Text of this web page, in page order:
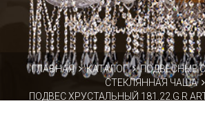
ГЛАВНАЯ КАТАЛОГ
ПОДВЕСНЫЕ
СТЕКЛЯННАЯ ЧАША
ПОДВЕС ХРУСТАЛЬНЫЙ 181.22.G.R ART